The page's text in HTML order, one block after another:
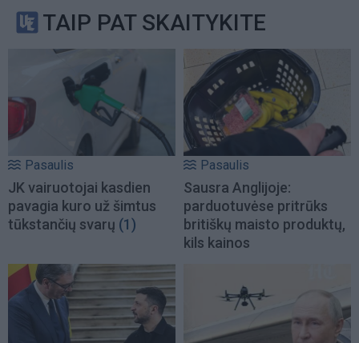
TAIP PAT SKAITYKITE
Pasaulis
JK vairuotojai kasdien
pavagia kuro už šimtus
tūkstančių svarų (1)
Pasaulis
Sausra Anglijoje:
parduotuvėse pritrūks
britiškų maisto produktų,
kils kainos